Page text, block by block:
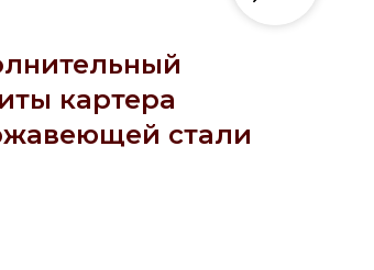
картера
стали